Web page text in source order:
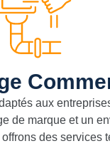
aux
de marque et un
des services